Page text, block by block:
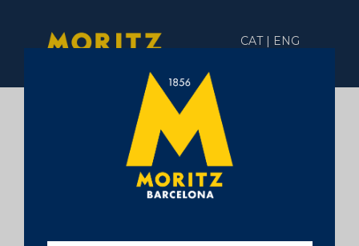
CAT | ENG
FORMULARIO
INSCRIPCIÓN